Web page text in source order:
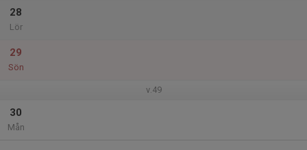
28
Lör
29
Sön
v.49
30
Mån